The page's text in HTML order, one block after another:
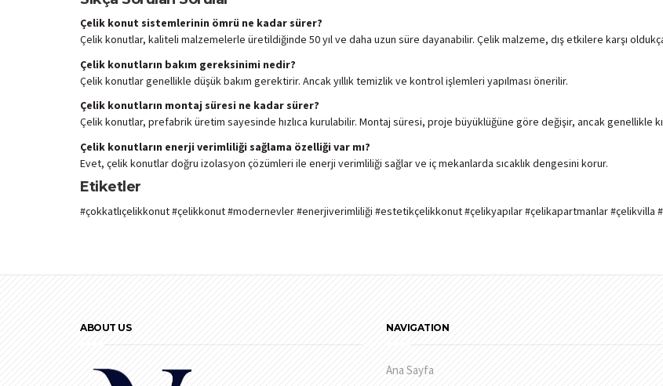
Çelik konut sistemlerinin ömrü ne kadar sürer?
Çelik konutlar, kaliteli malzemelerle üretildiğinde 50 yıl ve daha uzun süre dayanabilir. Çelik malzeme, dış etkilere karşı oldukça
Çelik konutların bakım gereksinimi nedir?
Çelik konutlar genellikle düşük bakım gerektirir. Ancak yıllık temizlik ve kontrol işlemleri yapılması önerilir.
Çelik konutların montaj süresi ne kadar sürer?
Çelik konutlar, prefabrik üretim sayesinde hızlıca kurulabilir. Montaj süresi, proje büyüklüğüne göre değişir, ancak genellikle
Çelik konutların enerji verimliliği sağlama özelliği var mı?
Evet, çelik konutlar doğru izolasyon çözümleri ile enerji verimliliği sağlar ve iç mekanlarda sıcaklık dengesini korur.
Etiketler
#çokkatlıçelikkonut #çelikkonut #modernevler #enerjiverimliliği #estetikçelikkonut #çelikyapılar #çelikapartmanlar #çelikvilla
ABOUT US NAVIGATION
Ana Sayfa